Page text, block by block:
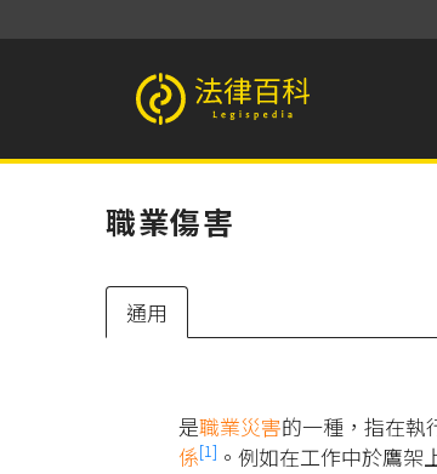
法律百科 Legispedia
職業傷害
通用
是職業災害的一種，指在執
係[1] 。例如在工作中於鷹架